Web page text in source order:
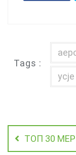
Tags :
усје
ТОП 30